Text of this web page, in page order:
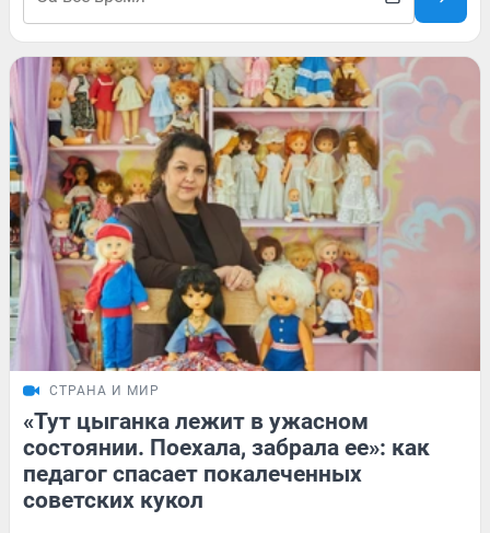
СТРАНА И МИР
«Тут цыганка лежит в ужасном
состоянии. Поехала, забрала ее»: как
педагог спасает покалеченных
советских кукол